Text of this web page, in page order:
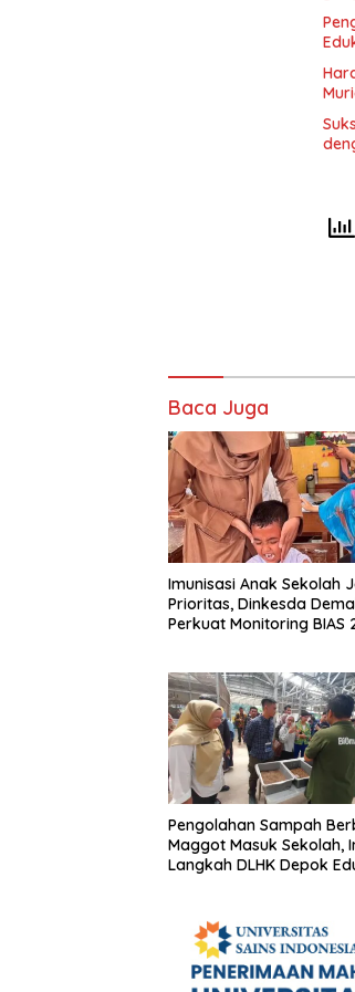
Baca Juga
Imunisasi Anak Sekolah
Prioritas, Dinkesda
Perkuat Monitoring BIAS
Pengolahan Sampah
Maggot Masuk Sekolah,
Langkah DLHK Depok